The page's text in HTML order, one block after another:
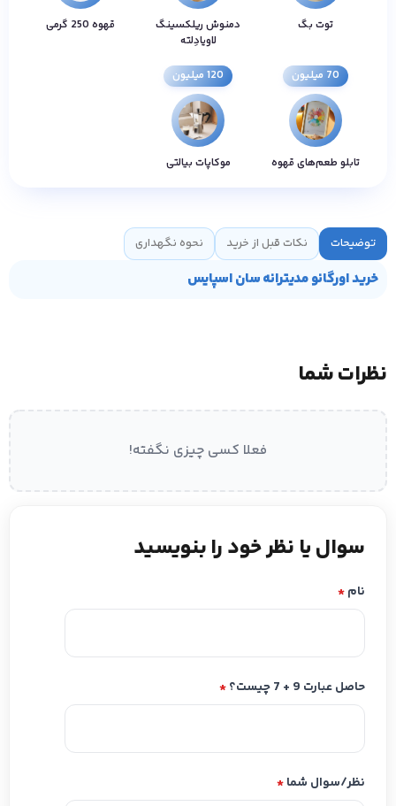
توت بگ
دمنوش ریلکسینگ
لاویادِلته
قهوه 250 گرمی
70 میلیون
تابلو طعم‌های قهوه
120 میلیون
موکاپات بیالتی
توضیحات نکات قبل از خرید نحوه نگهداری
خرید اورگانو مدیترانه سان اسپایس
نظرات شما
فعلا کسی چیزی نگفته!
سوال یا نظر خود را بنویسید
نام*
حاصل عبارت 9 + 7 چیست؟ *
نظر/سوال شما*